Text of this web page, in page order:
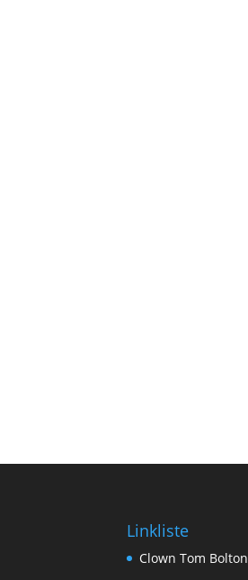
Linkliste
Clown Tom Bolton